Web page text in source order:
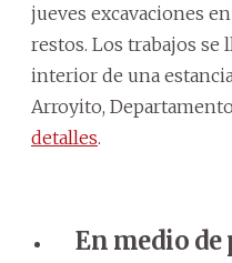
jueves excavaciones
restos. Los trabajos se
interior de una
Arroyito,
detalles.
En medio de